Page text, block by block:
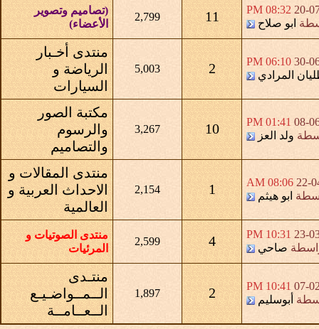
20-
08:32 PM
ابو صلاح 11
2,799
(تصاميم وتصوير
الأعضاء)
30-
06:10 PM
المرادي
2
5,003
منتدى أخـبار
الرياضة و
السيارات
08-
01:41 PM
ولد العز 10
3,267
مكتبة الصور
والرسوم
والتصاميم
22-
08:06 AM
ابو هيثم 1
2,154
منتدى المقالات و
الاحداث العربية و
العالمية
23-
10:31 PM
صاحي 4
2,599
منتدى الصوتيات و
المرئيات
07-
10:41 PM
أبوسليم 2
1,897
منتـدى
الــمــواضـيـع
الــعــامــة